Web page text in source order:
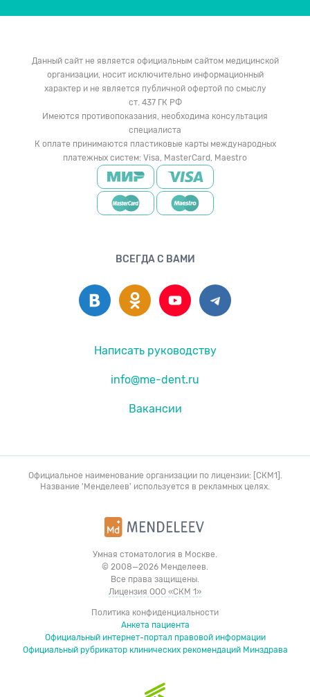
Данный сайт не является официальным сайтом медицинской
организации, носит исключительно информационный
характер и не является публичной офертой по смыслу
ст. 437 ГК РФ
Имеются противопоказания, необходима консультация
специалиста
К оплате принимаются пластиковые карты международных
платежных систем: Visa, MasterCard, Maestro
ВСЕГДА С ВАМИ
Написать руководству
info@me-dent.ru
Вакансии
Официальное наименование организации по лицензии: [СКМ1].
Название 'Менделеев' используется в рекламных целях.
Умная стоматология в Москве.
© 2008—2026 Менделеев.
Все права защищены.
Лицензия ООО «СКМ 1»
Политика конфиденциальности
Анкета пациента
Официальный интернет-портал правовой информации
Официальный рубрикатор клинических рекомендаций Минздрава